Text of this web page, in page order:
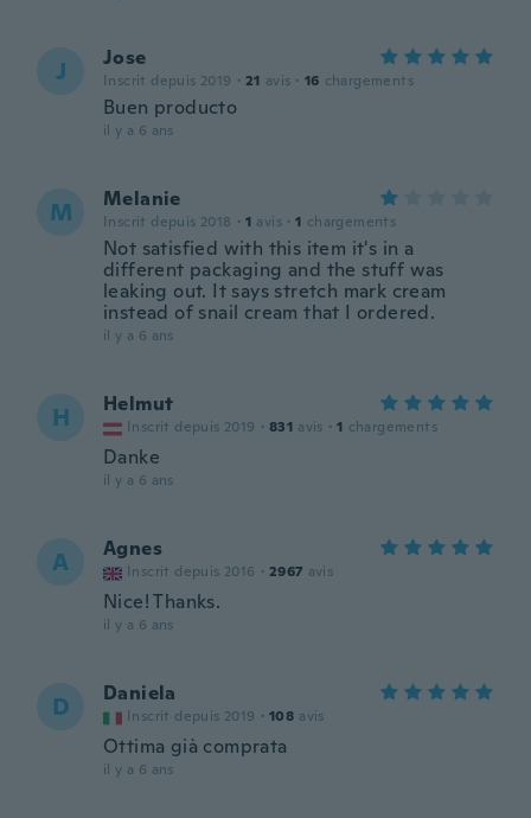
J Jose
Inscrit depuis 2019 · 21 avis · 16 chargements
Buen producto
il y a 6 ans
M Melanie
Inscrit depuis 2018 · 1 avis · 1 chargements
Not satisfied with this item it's in a
different packaging and the stuff was
leaking out. It says stretch mark cream
instead of snail cream that I ordered.
il y a 6 ans
H Helmut
Inscrit depuis 2019 · 831 avis · 1 chargements
Danke
il y a 6 ans
A Agnes
Inscrit depuis 2016 · 2967 avis
Nice! Thanks.
il y a 6 ans
D Daniela
Inscrit depuis 2019 · 108 avis
Ottima già comprata
il y a 6 ans